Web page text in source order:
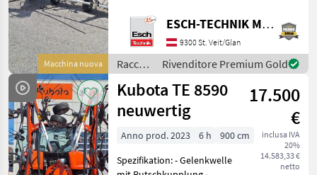
Pöttinger
Krone
Claas
Kuhn
Fella
Macchina nuova
1260kg Eigengewicht -
Kompakte Transport- und
Lagerabmessungen – die
Lagerhöhe l
ESCH-TECHNIK Maschinenhandels GmbH, St. Veit/G.
9300 St. Veit/Glan
Raccolta
mangimi
/
Kubota
Rivenditore Premium Gold
Kubota TE 8590
neuwertig
17.500
€
inclusa IVA
20%
14.583,33 €
netto
Anno prod. 2023 6 h
900 cm
Spezifikation: - Gelenkwelle